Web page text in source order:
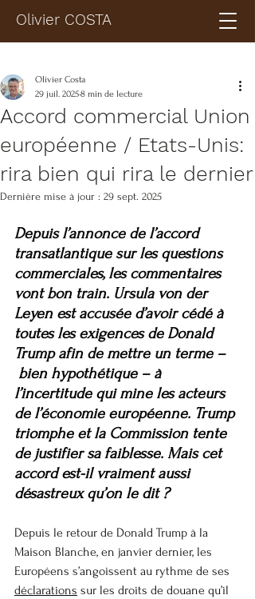
Olivier COSTA
Accord commercial Union
européenne / Etats-Unis:
rira bien qui rira le dernier
Olivier Costa
29 juil. 20258 min de lecture
Dernière mise à jour : 29 sept. 2025
Depuis l’annonce de l’accord
transatlantique sur les questions
commerciales, les commentaires
vont bon train. Ursula von der
Leyen est accusée d’avoir cédé à
toutes les exigences de Donald
Trump afin de mettre un terme –
bien hypothétique – à
l’incertitude qui mine les acteurs
de l’économie européenne. Trump
triomphe et la Commission tente
de justifier sa faiblesse. Mais cet
accord est-il vraiment aussi
désastreux qu’on le dit ?
Depuis le retour de Donald Trump à la
Maison Blanche, en janvier dernier, les
Européens s’angoissent au rythme de ses
déclarations sur les droits de douane qu’il